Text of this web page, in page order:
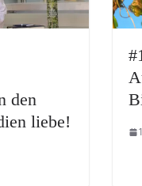
den
liebe!